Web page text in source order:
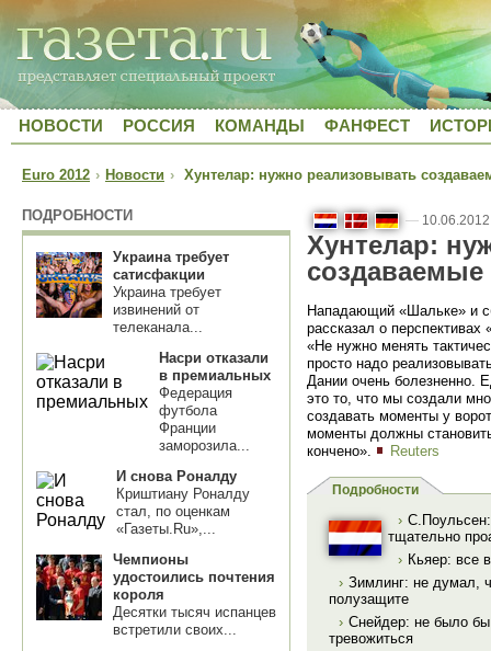
НОВОСТИ РОССИЯ КОМАНДЫ ФАНФЕСТ
Euro 2012 › Новости › Хунтелар: нужно реализовывать
ПОДРОБНОСТИ
Украина требует
сатисфакции
Украина требует
извинений от
телеканала...
Насри отказали
в премиальных
Федерация
футбола
Франции
заморозила...
И снова Роналду
Криштиану Роналду
стал, по оценкам
«Газеты.Ru»,...
Чемпионы
удостоились почтения
короля
Десятки тысяч испанцев
встретили своих...
—
Хунтелар:
Нападающий «Шальке» и
рассказал о
«Не нужно менять
просто надо
Дании очень болезненно.
это то, что мы создали
создавать моменты у
моменты должны
кончено».
Reuters
Подробности
›
тщательно
› Кьяер: все
› Зимлинг: не думал,
полузащите
› Снейдер: не было
тревожиться